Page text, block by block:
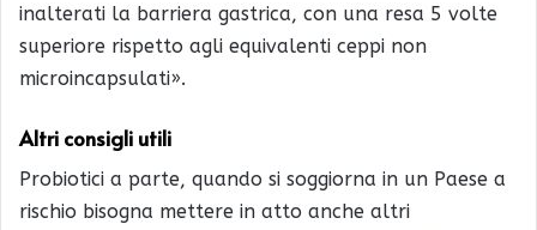
inalterati la barriera gastrica, con una resa 5 volte
superiore rispetto agli equivalenti ceppi non
microincapsulati».
Altri consigli utili
Probiotici a parte, quando si soggiorna in un Paese a
rischio bisogna mettere in atto anche altri